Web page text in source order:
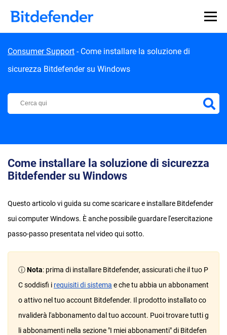
Consumer Support - Come installare la soluzione di
sicurezza Bitdefender su Windows
Centro di Supporto Bitdefender
Come installare la soluzione di sicurezza
Bitdefender su Windows
Questo articolo vi guida su come scaricare e installare Bitdefender
sui computer Windows. È anche possibile guardare l'esercitazione
passo-passo presentata nel video qui sotto.
ⓘNota: prima di installare Bitdefender, assicurati che il tuo P
C soddisfi i requisiti di sistema e che tu abbia un abbonament
o attivo nel tuo account Bitdefender. Il prodotto installato co
nvaliderà l'abbonamento dal tuo account. Puoi trovare tutti g
li abbonamenti nella sezione "I miei abbonamenti" di Bitdefen